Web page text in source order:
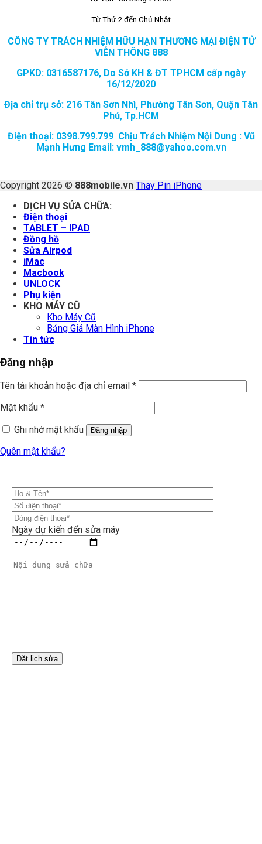
Từ Thứ 2 đến Chủ Nhật
CÔNG TY TRÁCH NHIỆM HỮU HẠN THƯƠNG MẠI ĐIỆN TỬ
VIỄN THÔNG 888
GPKD: 0316587176, Do Sở KH & ĐT TPHCM cấp ngày
16/12/2020
Địa chỉ trụ sở: 216 Tân Sơn Nhì, Phường Tân Sơn, Quận Tân
Phú, Tp.HCM
Điện thoại: 0398.799.799 Chịu Trách Nhiệm Nội Dung : Vũ
Mạnh Hưng Email: vmh_888@yahoo.com.vn
Copyright 2026 © 888mobile.vn Thay Pin iPhone
DỊCH VỤ SỬA CHỮA:
Điện thoại
TABLET – IPAD
Đồng hồ
Sửa Airpod
iMac
Macbook
UNLOCK
Phụ kiện
KHO MÁY CŨ
Kho Máy Cũ
Bảng Giá Màn Hình iPhone
Tin tức
Đăng nhập
Tên tài khoản hoặc địa chỉ email *
Mật khẩu *
Ghi nhớ mật khẩu
Đăng nhập
Quên mật khẩu?
Ngày dự kiến đến sửa máy